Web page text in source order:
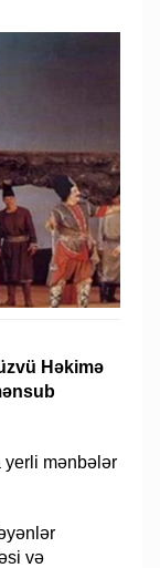
Həkimə
yerli mənbələr
və